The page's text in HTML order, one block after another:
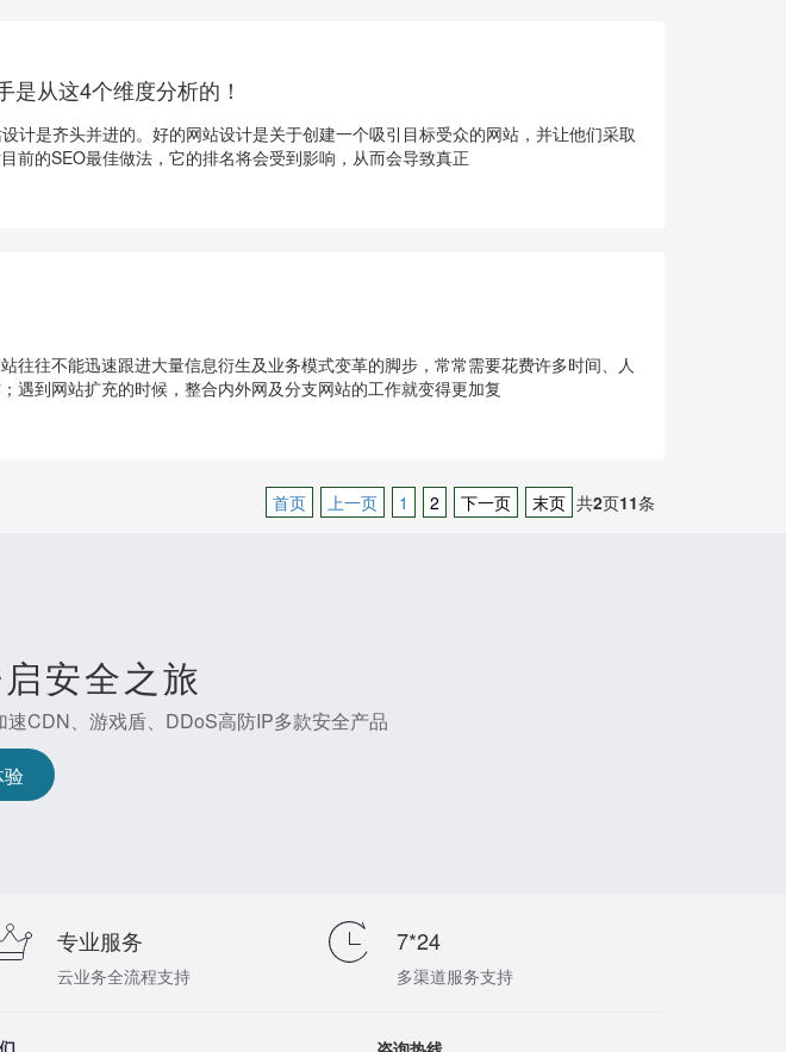
是从这4个维度分析的！
计是齐头并进的。好的网站设计是关于创建一个吸引目标受众的网站，并让他们采取
前的SEO最佳做法，它的排名将会受到影响，从而会导致真正
往往不能迅速跟进大量信息衍生及业务模式变革的脚步，常常需要花费许多时间、人
遇到网站扩充的时候，整合内外网及分支网站的工作就变得更加复
首页 上一页 1 2 下一页 末页 共2页11条
安全之旅
速CDN、游戏盾、DDoS高防IP多款安全产品
验
专业服务
云业务全流程支持
7*24
多渠道服务支持